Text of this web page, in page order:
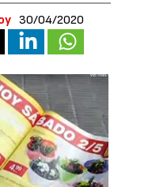
30/04/2020